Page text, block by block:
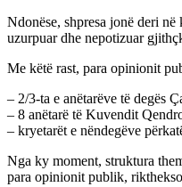
Ndonëse, shpresa jonë deri
uzurpuar dhe nepotizuar
Me këtë rast, para opinionit
– 2/3-ta e anëtarëve të degës
– 8 anëtarë të Kuvendit
– kryetarët e nëndegëve
Nga ky moment, struktura
para opinionit publik,